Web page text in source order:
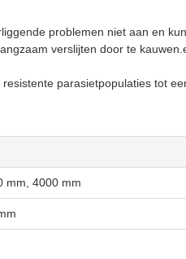
problemen niet aan en
verslijten door te
parasietpopulaties tot
mm, 4000 mm